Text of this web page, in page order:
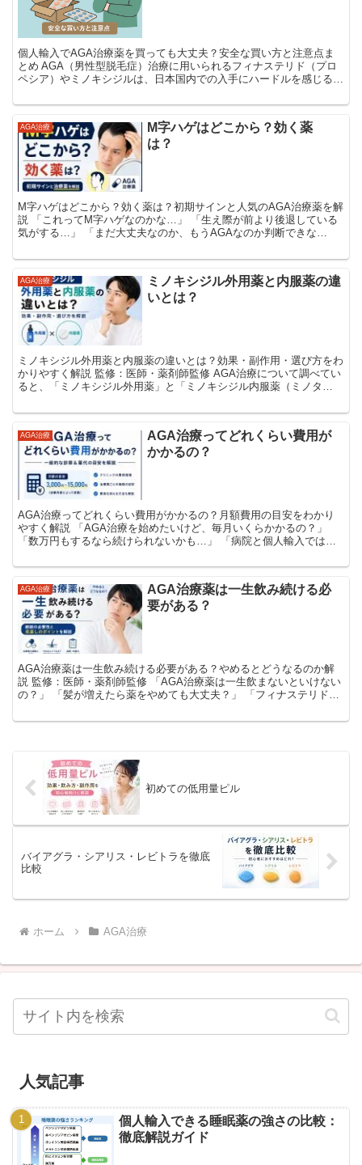
個人輸入でAGA治療薬を買っても大丈夫？安全な買い方と注意点ま
とめ AGA（男性型脱毛症）治療に用いられるフィナステリド（プロ
ペシア）やミノキシジルは、日本国内での入手にハードルを感じる人
AGA治療
M字ハゲはどこから？効く薬
は？
M字ハゲはどこから？効く薬は？初期サインと人気のAGA治療薬を解
説 「これってM字ハゲなのかな…」 「生え際が前より後退している
気がする…」 「まだ大丈夫なのか、もうAGAなのか判断できな
AGA治療
ミノキシジル外用薬と内服薬の違
いとは？
ミノキシジル外用薬と内服薬の違いとは？効果・副作用・選び方をわ
かりやすく解説 監修：医師・薬剤師監修 AGA治療について調べてい
ると、「ミノキシジル外用薬」と「ミノキシジル内服薬（ミノタ
AGA治療
AGA治療ってどれくらい費用が
かかるの？
AGA治療ってどれくらい費用がかかるの？月額費用の目安をわかり
やすく解説 「AGA治療を始めたいけど、毎月いくらかかるの？」
「数万円もするなら続けられないかも…」 「病院と個人輸入ではど
AGA治療
AGA治療薬は一生飲み続ける必
要がある？
AGA治療薬は一生飲み続ける必要がある？やめるとどうなるのか解
説 監修：医師・薬剤師監修 「AGA治療薬は一生飲まないといけない
の？」 「髪が増えたら薬をやめても大丈夫？」 「フィナステリドや
初めての低用量ピル
バイアグラ・シアリス・レビトラを徹底
比較
ホーム AGA治療
人気記事
個人輸入できる睡眠薬の強さの比較：
徹底解説ガイド